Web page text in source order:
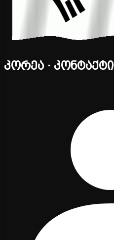
კორეა · კონტაქტი